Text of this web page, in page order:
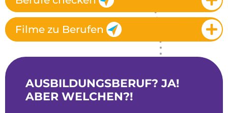
Filme zu Berufen
AUSBILDUNGSBERUF? JA!
ABER WELCHEN?!